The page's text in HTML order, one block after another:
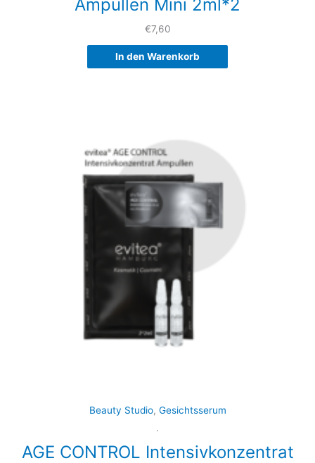
Ampullen Mini 2ml*2
€7,60
In den Warenkorb
Beauty Studio, Gesichtsserum
.
AGE CONTROL Intensivkonzentrat